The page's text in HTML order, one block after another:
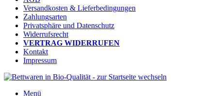
Versandkosten & Lieferbedingungen
Zahlungsarten
Privatsphäre und Datenschutz
Widerrufsrecht
VERTRAG WIDERRUFEN
Kontakt
Impressum
Menü